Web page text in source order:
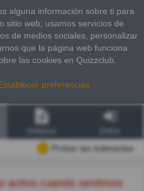
alguna información sobre ti para
sitio web; usamos servicios de
de medios sociales, personalizar
que la página web funciona
las cookies en Quizzclub.
preferencias
Probar las inderectas